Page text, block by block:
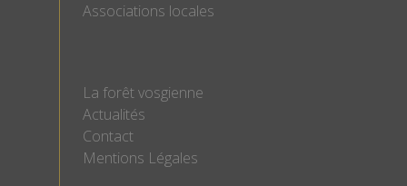
Associations locales
La forêt vosgienne
Actualités
Contact
Mentions Légales